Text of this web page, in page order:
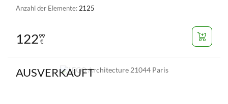
Anzahl der Elemente:2125
12299
€
AUSVERKAUFT